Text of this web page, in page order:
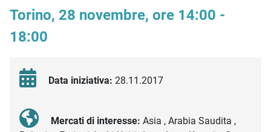
Torino, 28 novembre, ore 14:00 -
18:00
Data iniziativa: 28.11.2017
Mercati di interesse: Asia , Arabia Saudita ,